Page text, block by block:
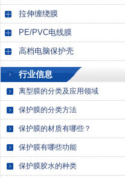
拉伸缠绕膜
PE/PVC电线膜
高档电脑保护壳
行业信息
离型膜的分类及应用领域
保护膜的分类方法
保护膜的材质有哪些？
保护膜有哪些功能
保护膜胶水的种类